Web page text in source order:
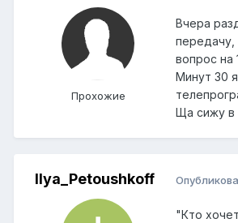
Прохожие
Вчера
передачу,
вопрос на
Минут 30
Ща сижу в
Ilya_Petoushkoff
"Кто